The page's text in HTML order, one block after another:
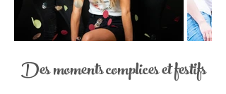
Des moments complices et festifs